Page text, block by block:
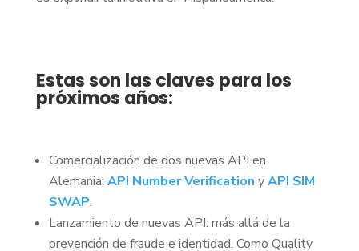
Estas son las claves para los
próximos años:
Comercialización de dos nuevas API en
Alemania: API Number Verification yAPI SIM
SWAP.
Lanzamiento de nuevas API: más allá de la
prevención de fraude e identidad. Como Quality